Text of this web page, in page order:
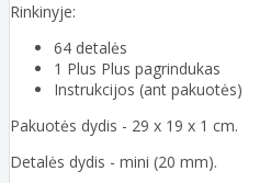
Rinkinyje:
64 detalės
1 Plus Plus pagrindukas
Instrukcijos (ant pakuotės)
Pakuotės dydis - 29 x 19 x 1 cm.
Detalės dydis - mini (20 mm).